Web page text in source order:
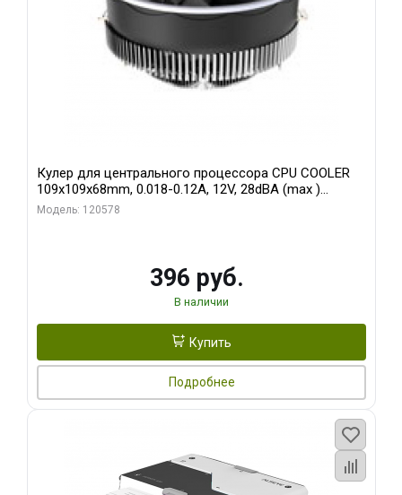
Кулер для центрального процессора CPU COOLER
109x109x68mm, 0.018-0.12A, 12V, 28dBA (max )
+/-10%
Модель: 120578
396 руб.
В наличии
Купить
Подробнее